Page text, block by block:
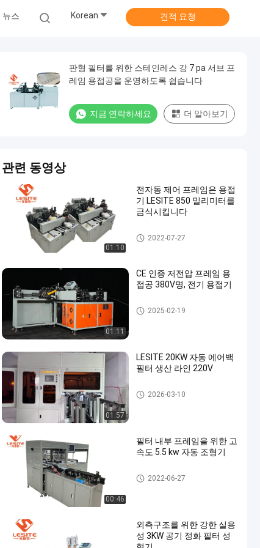
뉴스 Korean 견적 요청
판형 필터를 위한 스테인레스 강 7 pa 서브 프
레임 용접공을 운영하도록 쉽습니다
지금 연락하세요 더 알아보기
관련 동영상
01:10
전자동 제어 프레임은 용접
기 LESITE 850 밀리미터를
금식시킵니다
프레임 용접공
2022-07-27
01:11
CE 인증 저전압 프레임 용
접공 380V명, 전기 용접기
프레임 용접공
2025-02-19
01:57
LESITE 20KW 자동 에어백
필터 생산 라인 220V
공기 정화 필터 성형기
2026-03-10
00:46
필터 내부 프레임을 위한 고
속도 5.5 kw 자동 조형기
공기 정화 필터 성형기
2022-06-27
외측구조를 위한 강한 실용
성 3KW 공기 정화 필터 성